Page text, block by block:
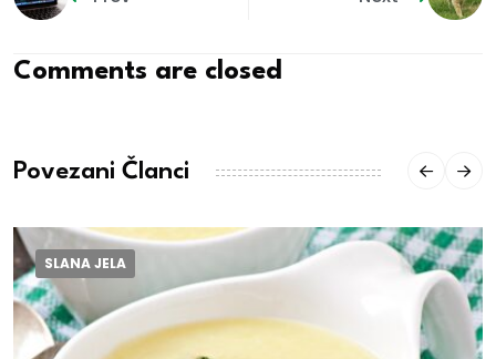
Comments are closed
Povezani Članci
SLANA JELA